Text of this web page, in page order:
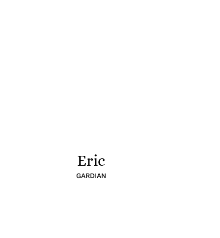
Eric
GARDIAN